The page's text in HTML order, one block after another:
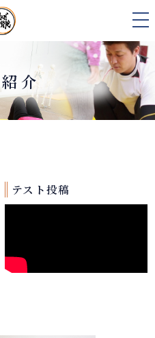
介
テスト投稿